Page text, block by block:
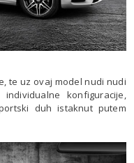
te uz ovaj model nudi nudi
konfiguracije,
duh istaknut putem